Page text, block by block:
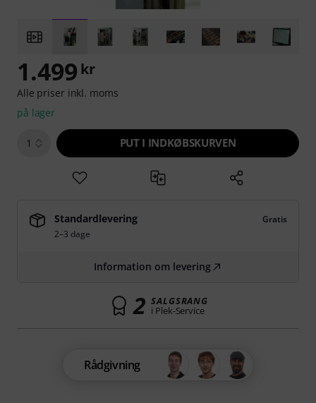
1.499 kr
Alle priser inkl. moms
på lager
1 PUT I INDKØBSKURVEN
Standardlevering
Gratis
2–3 dage
Information om levering
2 SALGSRANG
i Plek-Service
Rådgivning